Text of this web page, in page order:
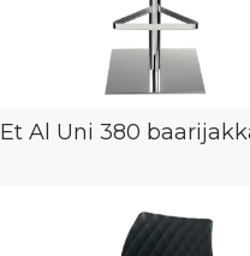
Et Al Uni 380